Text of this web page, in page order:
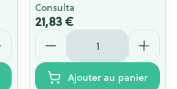
Consulta
21,83 €
Quantité
Ajouter au panier